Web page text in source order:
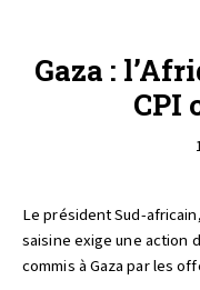
Gaza :
CPI
Le président Sud-
saisine exige une action
commis à Gaza par les